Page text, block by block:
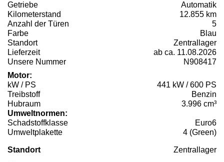
Getriebe
Automatik
Kilometerstand
12.855 km
Anzahl der Türen
5
Farbe
Blau
Standort
Zentrallager
Lieferzeit
ab ca. 11.08.2026
Unsere Nummer
N908417
Motor:
kW / PS
441 kW / 600 PS
Treibstoff
Benzin
Hubraum
3.996 cm³
Umweltnormen:
Schadstoffklasse
Euro6
Umweltplakette
4 (Green)
Standort Zentrallager